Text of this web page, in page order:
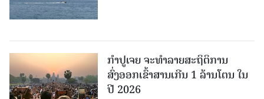
ກຳປູເຈຍ ຈະທຳລາຍສະຖິຕິການ
ສົ່ງອອກເຂົ້າສານເກີນ 1 ລ້ານໂຕນ ໃນ
ປີ 2026